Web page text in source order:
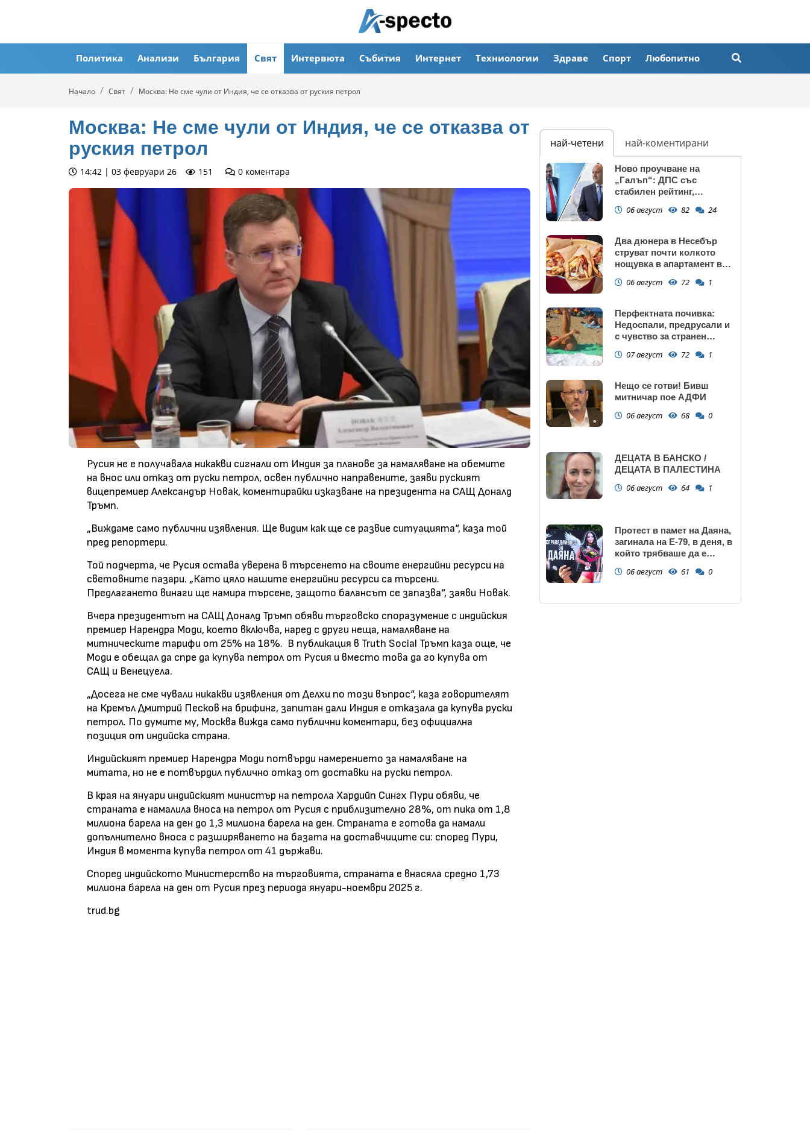
Политика Анализи България Свят Интервюта Събития Интернет Техниологии Здраве Спорт Любопитно
Начало Свят Москва: Не сме чули от Индия, че се отказва от руския петрол
Москва: Не сме чули от Индия, че се отказва от
руския петрол
14:42 | 03 февруари 26 151 0 коментара
Русия не е получавала никакви сигнали от Индия за планове за намаляване на обемите
на внос или отказ от руски петрол, освен публично направените, заяви руският
вицепремиер Александър Новак, коментирайки изказванe на президента на САЩ Доналд
Тръмп.
„Виждаме само публични изявления. Ще видим как ще се развие ситуацията“, каза той
пред репортери.
Той подчерта, че Русия остава уверена в търсенето на своите енергийни ресурси на
световните пазари. „Като цяло нашите енергийни ресурси са търсени.
Предлагането винаги ще намира търсене, защото балансът се запазва“, заяви Новак.
Вчера президентът на САЩ Доналд Тръмп обяви търговско споразумение с индийския
премиер Нарендра Моди, което включва, наред с други неща, намаляване на
митническите тарифи от 25% на 18%. В публикация в Truth Social Тръмп каза още, че
Моди е обещал да спре да купува петрол от Русия и вместо това да го купува от
САЩ и Венецуела.
„Досега не сме чували никакви изявления от Делхи по този въпрос“, каза говорителят
на Кремъл Дмитрий Песков на брифинг, запитан дали Индия е отказала да купува руски
петрол. По думите му, Москва вижда само публични коментари, без официална
позиция от индийска страна.
Индийският премиер Нарендра Моди потвърди намерението за намаляване на
митата, но не е потвърдил публично отказ от доставки на руски петрол.
В края на януари индийският министър на петрола Хардийп Сингх Пури обяви, че
страната е намалила вноса на петрол от Русия с приблизително 28%, от пика от 1,8
милиона барела на ден до 1,3 милиона барела на ден. Страната е готова да намали
допълнително вноса с разширяването на базата на доставчиците си: според Пури,
Индия в момента купува петрол от 41 държави.
Според индийското Министерство на търговията, страната е внасяла средно 1,73
милиона барела на ден от Русия през периода януари-ноември 2025 г.
trud.bg
най-четени най-коментирани
Ново проучване на
„Галъп“: ДПС със
стабилен рейтинг,
запазва
06 август 82 24
Два дюнера в Несебър
струват почти колкото
нощувка в апартамент в
06 август 72 1
Перфектната почивка:
Недоспали, предрусали и
с чувство за странен
07 август 72 1
Нещо се готви! Бивш
митничар пое АДФИ
06 август 68 0
ДЕЦАТА В БАНСКО /
ДЕЦАТА В ПАЛЕСТИНА
06 август 64 1
Протест в памет на Даяна,
загинала на Е-79, в деня, в
който трябваше да е
06 август 61 0